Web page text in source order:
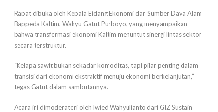
Rapat dibuka oleh Kepala Bidang Ekonomi dan Sumber Daya Alam
Bappeda Kaltim, Wahyu Gatut Purboyo, yang menyampaikan
bahwa transformasi ekonomi Kaltim menuntut sinergi lintas sektor
secara terstruktur.
“Kelapa sawit bukan sekadar komoditas, tapi pilar penting dalam
transisi dari ekonomi ekstraktif menuju ekonomi berkelanjutan,”
tegas Gatut dalam sambutannya.
Acara ini dimoderatori oleh Iwied Wahyulianto dari GIZ Sustain